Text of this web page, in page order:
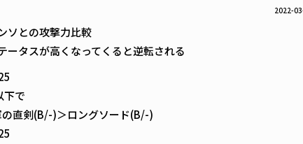
2022-
ソとの攻撃力比較
ータスが高くなってくると逆転される
下で
直剣(B/-)＞ロングソード(B/-)